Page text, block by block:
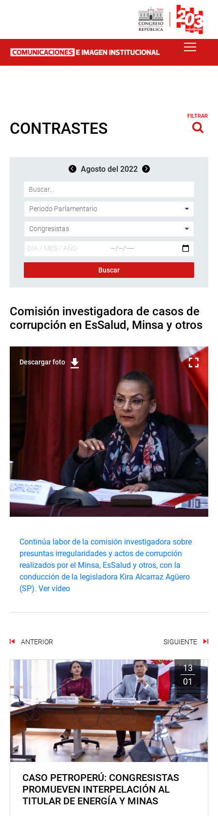
CONTRASTES
FILTRAR
Agosto del 2022
Comisión investigadora de casos de
corrupción en EsSalud, Minsa y otros
Descargar foto
Continúa labor de la comisión investigadora sobre
presuntas irregularidades y actos de corrupción
realizados por el Minsa, EsSalud y otros, con la
conducción de la legisladora Kira Alcarraz Agüero
(SP). Ver vídeo
ANTERIOR SIGUIENTE
13
01
CASO PETROPERÚ: CONGRESISTAS
PROMUEVEN INTERPELACIÓN AL
TITULAR DE ENERGÍA Y MINAS